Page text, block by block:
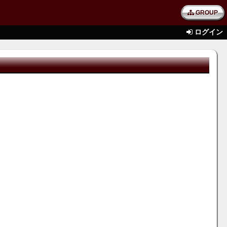
GROUP
ログイン